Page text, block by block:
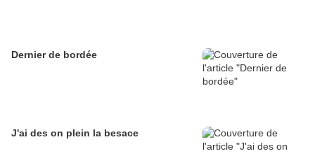
Dernier de bordée
J'ai des on plein la besace